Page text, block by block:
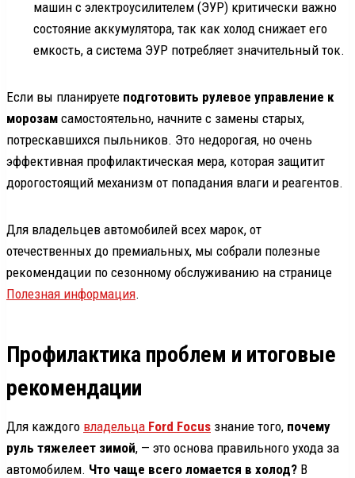
машин с электроусилителем (ЭУР) критически важно
состояние аккумулятора, так как холод снижает его
емкость, а система ЭУР потребляет значительный ток.
Если вы планируете подготовить рулевое управление к
морозам самостоятельно, начните с замены старых,
потрескавшихся пыльников. Это недорогая, но очень
эффективная профилактическая мера, которая защитит
дорогостоящий механизм от попадания влаги и реагентов.
Для владельцев автомобилей всех марок, от
отечественных до премиальных, мы собрали полезные
рекомендации по сезонному обслуживанию на странице
Полезная информация.
Профилактика проблем и итоговые
рекомендации
Для каждого владельца Ford Focus знание того, почему
руль тяжелеет зимой, — это основа правильного ухода за
автомобилем. Что чаще всего ломается в холод? В